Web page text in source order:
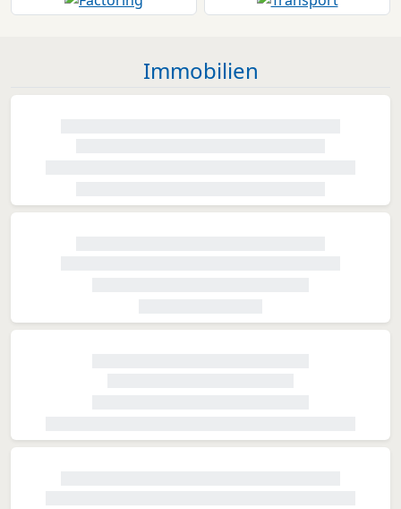
Immobilien